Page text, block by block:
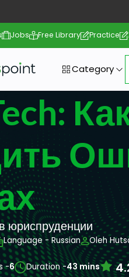
Jobs Free Library Practice
Category
юриспруденции
Language - Russian
Oleh
-6 Duration -43 mins